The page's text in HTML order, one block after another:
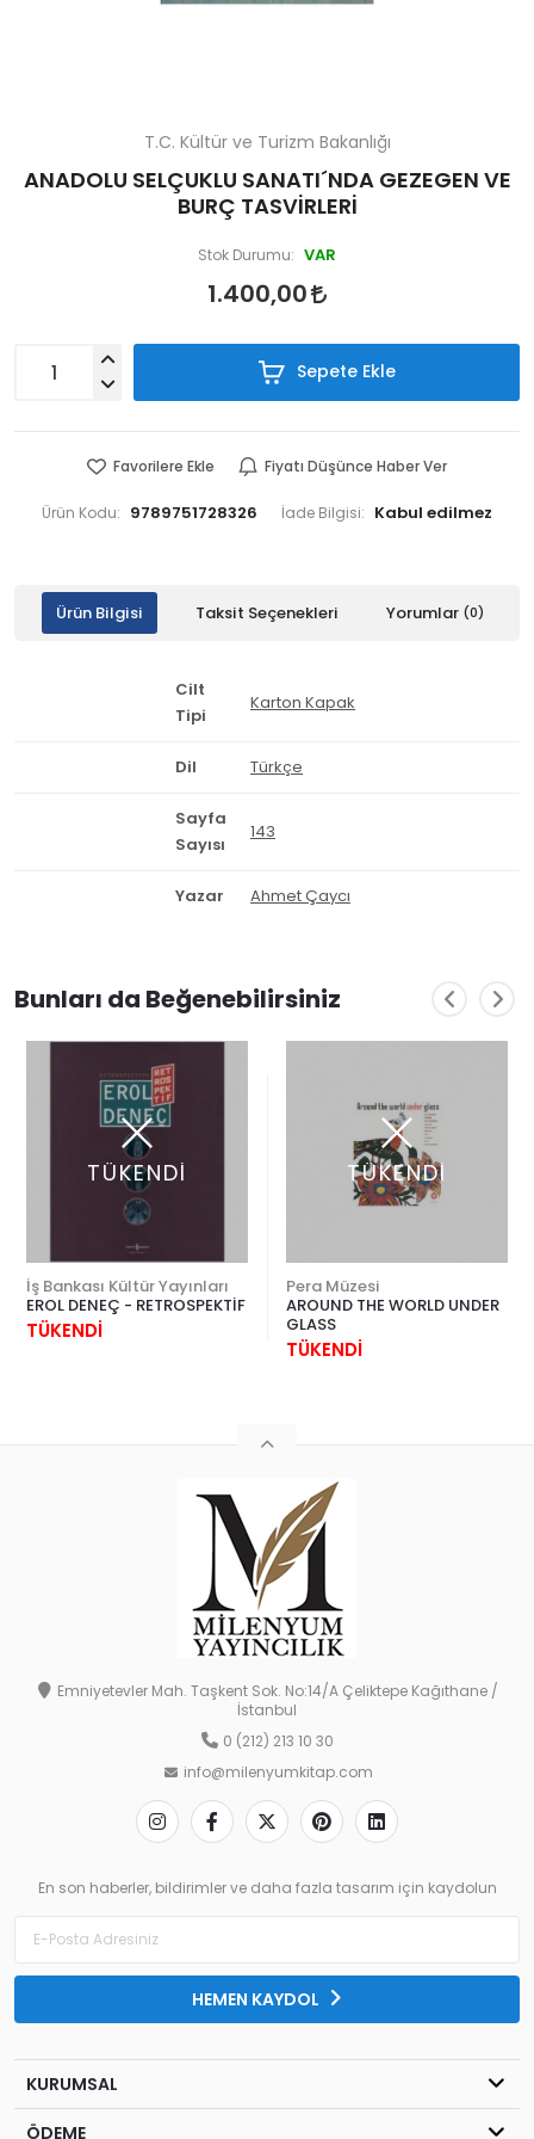
T.C. Kültür ve Turizm Bakanlığı
ANADOLU SELÇUKLU SANATI´NDA GEZEGEN VE
BURÇ TASVİRLERİ
Stok Durumu: VAR
1.400,00
Sepete Ekle
Favorilere Ekle Fiyatı Düşünce Haber Ver
Ürün Kodu: 9789751728326 İade Bilgisi:
Ürün Bilgisi Taksit Seçenekleri Yorumlar (0)
Cilt
Tipi
Karton Kapak
Dil Türkçe
Sayfa
Sayısı
143
Yazar Ahmet Çaycı
Bunları da Beğenebilirsiniz
TÜKENDİ
İş Bankası Kültür Yayınları
EROL DENEÇ - RETROSPEKTİF
TÜKENDİ
TÜKENDİ
Pera Müzesi
AROUND THE WORLD UNDER
GLASS
TÜKENDİ
Emniyetevler Mah. Taşkent Sok. No:14/A Çeliktepe Kağıthane /
İstanbul
0 (212) 213 10 30
info@milenyumkitap.com
En son haberler, bildirimler ve daha fazla tasarım için kaydolun
HEMEN KAYDOL
KURUMSAL
ÖDEME